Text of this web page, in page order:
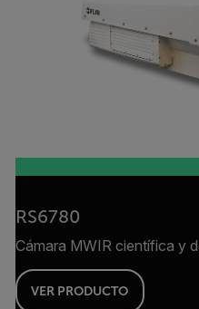
RS6780
Cámara MWIR científica y
VER PRODUCTO